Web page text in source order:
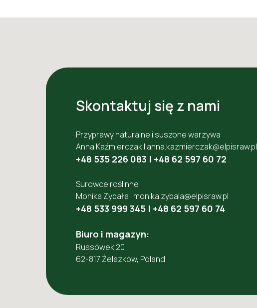
Skontaktuj się z nami
Przyprawy naturalne i suszone warzywa
Anna Kaźmierczak | anna.kazmierczak@elpisraw.pl
+48 535 226 083 | +48 62 597 60 72
Surowce roślinne
Monika Zybała | monika.zybala@elpisraw.pl
+48 533 999 345 | +48 62 597 60 74
Biuro i magazyn:
Russówek 20
62-817 Żelazków, Poland